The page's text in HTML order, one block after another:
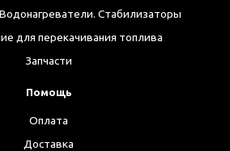
Стабилизаторы
для перекачивания топлива
Запчасти
Помощь
Оплата
Доставка